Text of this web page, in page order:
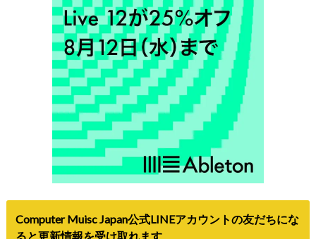
Computer Muisc Japan公式LINEアカウントの友だちにな
ると更新情報を受け取れます